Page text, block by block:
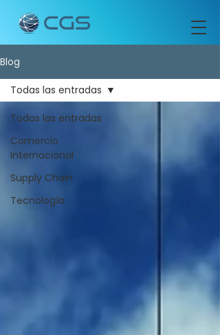
Blog
Todas las entradas
Comercio
Internacional
Supply Chain
Tecnología
Todas las entradas